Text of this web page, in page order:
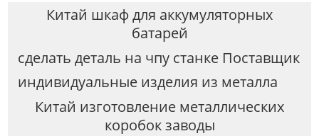
Китай шкаф для аккумуляторных
батарей
сделать деталь на чпу станке Поставщик
индивидуальные изделия из металла
Китай изготовление металлических
коробок заводы